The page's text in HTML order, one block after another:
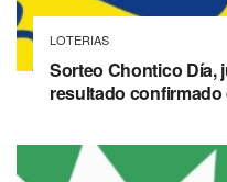
LOTERIAS
Sorteo Chontico Día,
resultado confirmado